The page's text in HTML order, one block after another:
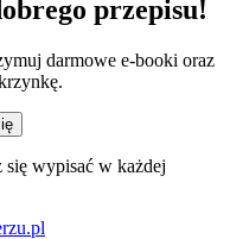
przepisu!
darmowe e-booki oraz
się wypisać w każdej